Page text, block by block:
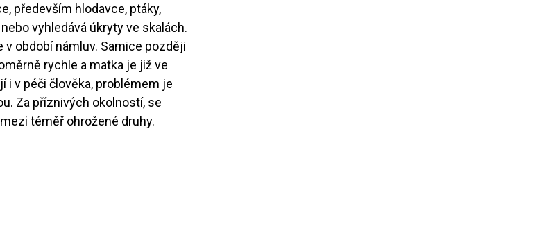
především hlodavce, ptáky,
vyhledává úkryty ve skalách.
období námluv. Samice později
rychle a matka je již ve
v péči člověka, problémem je
Za příznivých okolností, se
téměř ohrožené druhy.